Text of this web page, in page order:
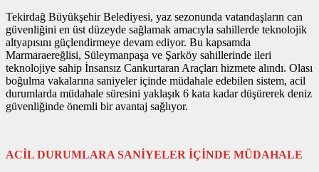
Tekirdağ Büyükşehir Belediyesi, yaz sezonunda vatandaşların can
güvenliğini en üst düzeyde sağlamak amacıyla sahillerde teknolojik
altyapısını güçlendirmeye devam ediyor. Bu kapsamda
Marmaraereğlisi, Süleymanpaşa ve Şarköy sahillerinde ileri
teknolojiye sahip İnsansız Cankurtaran Araçları hizmete alındı. Olası
boğulma vakalarına saniyeler içinde müdahale edebilen sistem, acil
durumlarda müdahale süresini yaklaşık 6 kata kadar düşürerek deniz
güvenliğinde önemli bir avantaj sağlıyor.
ACİL DURUMLARA SANİYELER İÇİNDE MÜDAHALE